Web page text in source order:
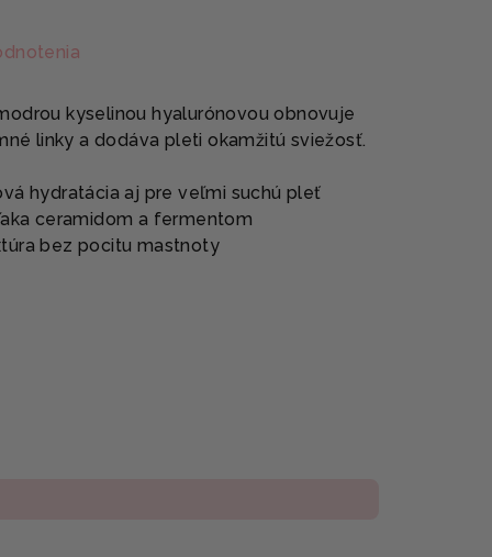
kyselinou hyalurónovou obnovuje
linky a dodáva pleti okamžitú sviežosť.
hydratácia aj pre veľmi suchú pleť
ceramidom a fermentom
bez pocitu mastnoty